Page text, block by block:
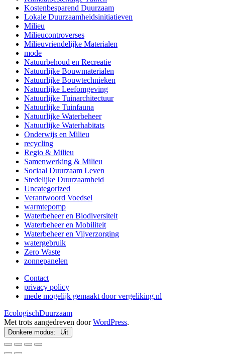
Kostenbesparend Duurzaam
Lokale Duurzaamheidsinitiatieven
Milieu
Milieucontroverses
Milieuvriendelijke Materialen
mode
Natuurbehoud en Recreatie
Natuurlijke Bouwmaterialen
Natuurlijke Bouwtechnieken
Natuurlijke Leefomgeving
Natuurlijke Tuinarchitectuur
Natuurlijke Tuinfauna
Natuurlijke Waterbeheer
Natuurlijke Waterhabitats
Onderwijs en Milieu
recycling
Regio & Milieu
Samenwerking & Milieu
Sociaal Duurzaam Leven
Stedelijke Duurzaamheid
Uncategorized
Verantwoord Voedsel
warmtepomp
Waterbeheer en Biodiversiteit
Waterbeheer en Mobiliteit
Waterbeheer en Vijverzorging
watergebruik
Zero Waste
zonnepanelen
Contact
privacy policy
mede mogelijk gemaakt door vergeliking.nl
EcologischDuurzaam
Met trots aangedreven doorWordPress.
Donkere modus: